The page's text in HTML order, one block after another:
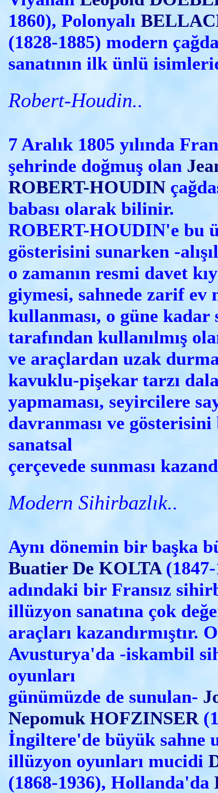
1860), Polonyalı
(1828-1885) modern
sanatının ilk ünlü
Robert-Houdin..
7 Aralık 1805 yılında
şehrinde doğmuş olan
ROBERT-HOUDIN
babası olarak bilinir.
ROBERT-HOUDIN'e bu
gösterisini sunarken -
o zamanın resmi davet
giymesi, sahnede zarif ev
kullanması, o güne
tarafından kullanılmış
ve araçlardan uzak
kavuklu-pişekar tarzı
yapmaması, seyircilere
davranması ve
sanatsal
çerçevede sunması
Modern Sihirbazlık..
Aynı dönemin bir başka
Buatier De KOLTA(1847-
adındaki bir Fransız
illüzyon sanatına çok
araçları kazandırmıştır.
Avusturya'da -iskambil
oyunları
günümüzde de sunulan-
Nepomuk HOFZINSER
İngiltere'de büyük sahne
illüzyon oyunları mucidi
(1868-1936), Hollanda'da